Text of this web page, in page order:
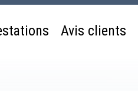
Avis clients